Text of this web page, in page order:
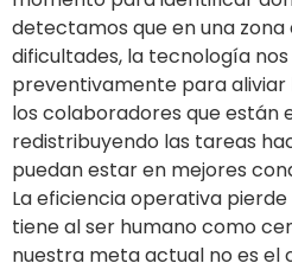
detectamos que en una
dificultades, la tecnología
preventivamente para
los colaboradores que están
redistribuyendo las tareas
puedan estar en mejores
La eficiencia operativa
tiene al ser humano como
nuestra meta actual no es el